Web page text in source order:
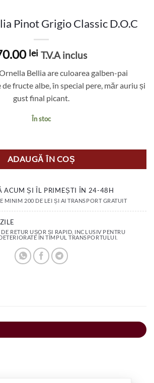
Pinot Grigio Classic D.O.C
lei T.V.A inclus
Bellia are culoarea galben-pai
fructe albe, în special pere, măr auriu și
gust final picant.
În stoc
ADAUGĂ ÎN COȘ
ACUM ȘI ÎL PRIMEȘTI ÎN 24-48H
MINIM 200 DE LEI ȘI AI TRANSPORT GRATUIT
RETUR UȘOR ȘI RAPID, INCLUSIV PENTRU
ÎN TIMPUL TRANSPORTULUI.